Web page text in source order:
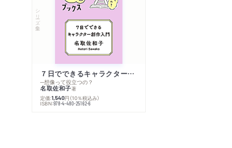
シリーズ・全集
７日でできるキャラクター創作入門
─想像って役立つの？
名取佐和子著
定価:1,540円 （10％税込み）
ISBN:978-4-480-25162-6